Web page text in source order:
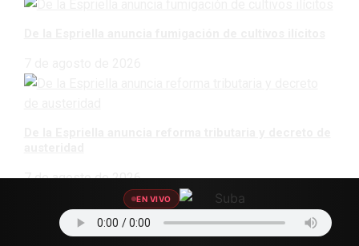
7 de agosto de 2026
EN VIVO